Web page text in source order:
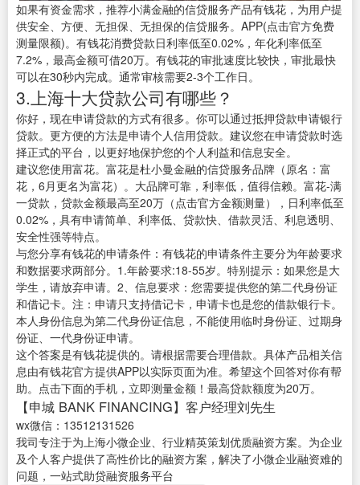
如果有资金需求，推荐小满金融的信贷服务产品有钱花，为用户提
供安全、方便、无担保、无担保的信贷服务。APP(点击官方免费
测量限额)。有钱花消费贷款日利率低至0.02%，年化利率低至
7.2%，最高金额可借20万。有钱花的审批速度比较快，审批最快
可以在30秒内完成。通常审核需要2-3个工作日。
3.上海十大贷款公司有哪些？
你好，现在申请贷款的方式有很多。你可以通过抵押贷款申请银行
贷款。更方便的方法是申请个人信用贷款。建议您在申请贷款时选
择正式的平台，以更好地保护您的个人利益和信息安全。
建议您使用富花。富花是杜小曼金融的信贷服务品牌（原名：富
花，6月更名为富花）。大品牌可靠，利率低，值得信赖。富花-满
一贷款，贷款金额最高至20万（点击官方金额测量），日利率低至
0.02%，具有申请简单、利率低、贷款快、借款灵活、利息透明、
安全性强等特点。
与您分享有钱花的申请条件：有钱花的申请条件主要分为年龄要求
和数据要求两部分。1.年龄要求:18-55岁。特别提示：如果您是大
学生，请放弃申请。2、信息要求：您需要提供您的第二代身份证
和借记卡。注：申请只支持借记卡，申请卡也是您的借款银行卡。
本人身份信息为第二代身份证信息，不能使用临时身份证、过期身
份证、一代身份证申请。
这个答案是有钱花提供的。请根据需要合理借款。具体产品相关信
息由有钱花官方提供APP以实际页面为准。希望这个回答对你有帮
助。点击下面的手机，立即测量金额！最高贷款额度为20万。
【申城 BANK FINANCING】客户经理刘先生
wx微信：13512131526
我司专注于为上海小微企业、行业精英策划优质融资方案。为企业
及个人客户提供了高性价比的融资方案，解决了小微企业融资难的
问题，一站式助贷融资服务平台